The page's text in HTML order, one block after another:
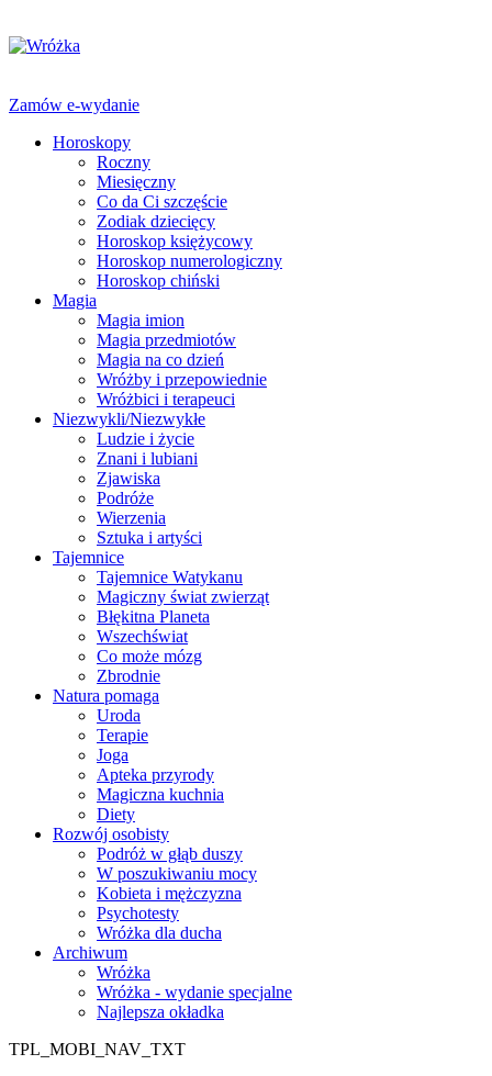
Zamów e-wydanie
Horoskopy
Roczny
Miesięczny
Co da Ci szczęście
Zodiak dziecięcy
Horoskop księżycowy
Horoskop numerologiczny
Horoskop chiński
Magia
Magia imion
Magia przedmiotów
Magia na co dzień
Wróżby i przepowiednie
Wróżbici i terapeuci
Niezwykli/Niezwykłe
Ludzie i życie
Znani i lubiani
Zjawiska
Podróże
Wierzenia
Sztuka i artyści
Tajemnice
Tajemnice Watykanu
Magiczny świat zwierząt
Błękitna Planeta
Wszechświat
Co może mózg
Zbrodnie
Natura pomaga
Uroda
Terapie
Joga
Apteka przyrody
Magiczna kuchnia
Diety
Rozwój osobisty
Podróż w głąb duszy
W poszukiwaniu mocy
Kobieta i mężczyzna
Psychotesty
Wróżka dla ducha
Archiwum
Wróżka
Wróżka - wydanie specjalne
Najlepsza okładka
TPL_MOBI_NAV_TXT